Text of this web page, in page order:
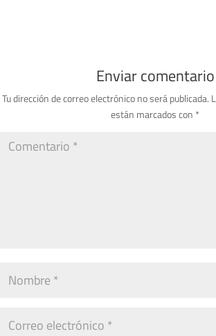
Enviar comentario
Tu dirección de correo electrónico no será publicada.
están marcados con *